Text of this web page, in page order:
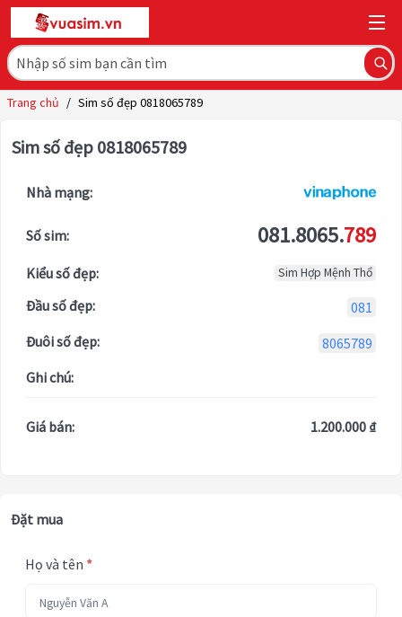
Trang chủ / Sim số đẹp 0818065789
Sim số đẹp 0818065789
Nhà mạng:
Số sim: 081.8065.789
Kiểu số đẹp: Sim Hợp Mệnh Thổ
Đầu số đẹp:
081
Đuôi số đẹp:
8065789
Ghi chú:
Giá bán: 1.200.000 ₫
Đặt mua
Họ và tên *